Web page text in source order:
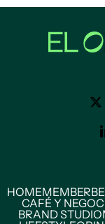
HOMEMEMBER
CAFÉ Y
BRAND STUDIO